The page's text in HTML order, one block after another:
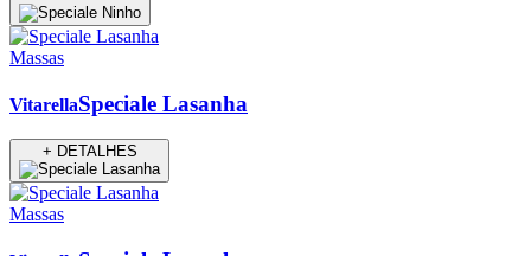
Massas
VitarellaSpeciale Lasanha
+ DETALHES
Massas